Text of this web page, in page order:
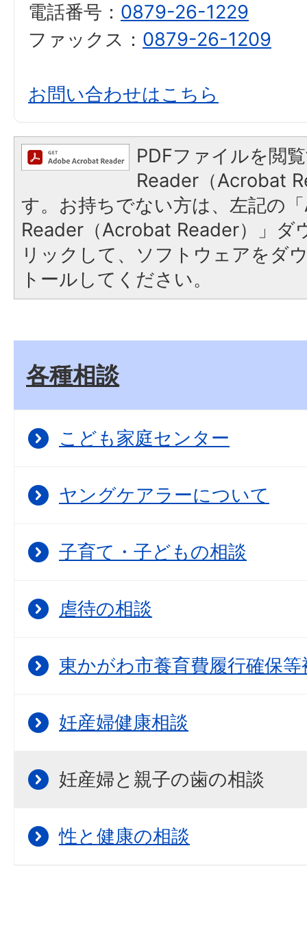
電話番号： 0879-26-1229
ファックス： 0879-26-1209
お問い合わせはこちら
PDFファイルを閲
Reader（Acrobat
す。お持ちでない方は、左記の
Reader（Acrobat Reader）」ダ
リックして、ソフトウェアをダ
トールしてください。
各種相談
こども家庭センター
ヤングケアラーについて
子育て・子どもの相談
虐待の相談
東かがわ市養育費履行確保
妊産婦健康相談
妊産婦と親子の歯の相談
性と健康の相談